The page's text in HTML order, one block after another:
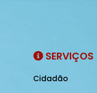
SERVIÇOS
Cidadão